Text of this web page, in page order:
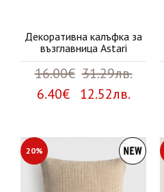
Декоративна калъфка за
възглавница Astari
16.00€ 31.29лв.
6.40€ 12.52лв.
20%